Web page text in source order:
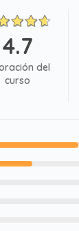
4.7
del
curso